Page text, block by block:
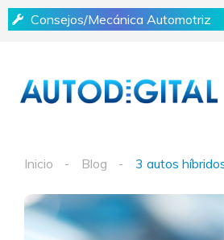
Consejos/Mecánica Automotriz
Inicio Blog 3 autos